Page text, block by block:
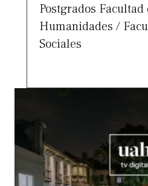
Postgrados
Humanidades /
Sociales